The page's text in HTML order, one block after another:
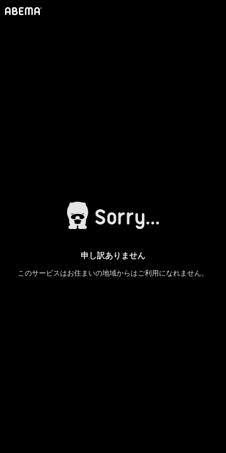
申し訳ありません
このサービスはお住まいの地域からはご利用になれません。